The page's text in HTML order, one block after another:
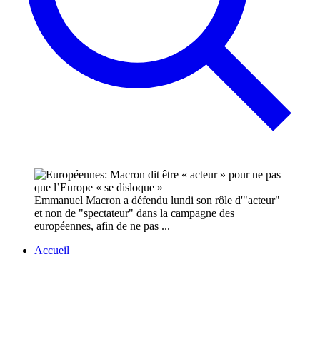
Emmanuel Macron a défendu lundi son rôle d'"acteur"
et non de "spectateur" dans la campagne des
européennes, afin de ne pas ...
Accueil